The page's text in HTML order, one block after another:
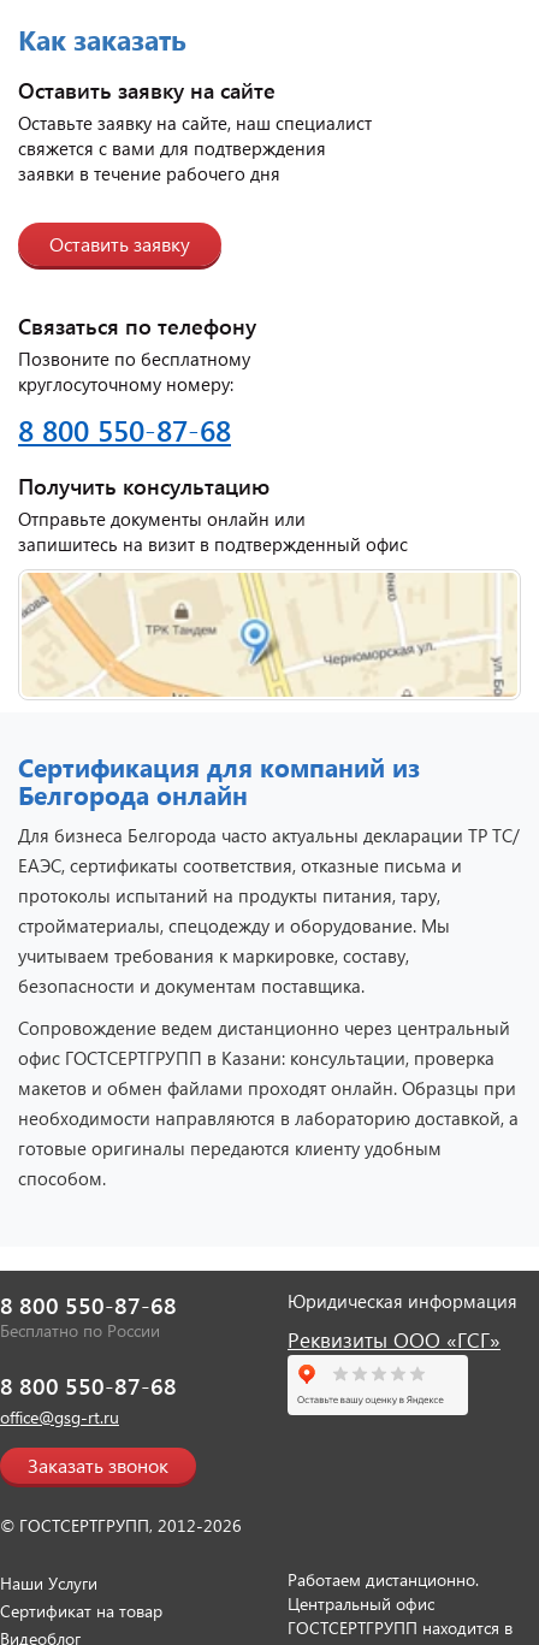
Как заказать
Оставить заявку на сайте
Оставьте заявку на сайте, наш специалист
свяжется с вами для подтверждения
заявки в течение рабочего дня
Оставить заявку
Связаться по телефону
Позвоните по бесплатному
круглосуточному номеру:
8 800 550-87-68
Получить консультацию
Отправьте документы онлайн или
запишитесь на визит в подтвержденный офис
Сертификация для компаний из
Белгорода онлайн
Для бизнеса Белгорода часто актуальны декларации ТР ТС/
ЕАЭС, сертификаты соответствия, отказные письма и
протоколы испытаний на продукты питания, тару,
стройматериалы, спецодежду и оборудование. Мы
учитываем требования к маркировке, составу,
безопасности и документам поставщика.
Сопровождение ведем дистанционно через центральный
офис ГОСТСЕРТГРУПП в Казани: консультации, проверка
макетов и обмен файлами проходят онлайн. Образцы при
необходимости направляются в лабораторию доставкой, а
готовые оригиналы передаются клиенту удобным
способом.
8 800 550-87-68
Бесплатно по России
8 800 550-87-68
office@gsg-rt.ru
Заказать звонок
© ГОСТСЕРТГРУПП, 2012-2026
Юридическая информация
Реквизиты ООО «ГСГ»
Наши Услуги
Сертификат на товар
Видеоблог
Работаем дистанционно.
Центральный офис
ГОСТСЕРТГРУПП находится в